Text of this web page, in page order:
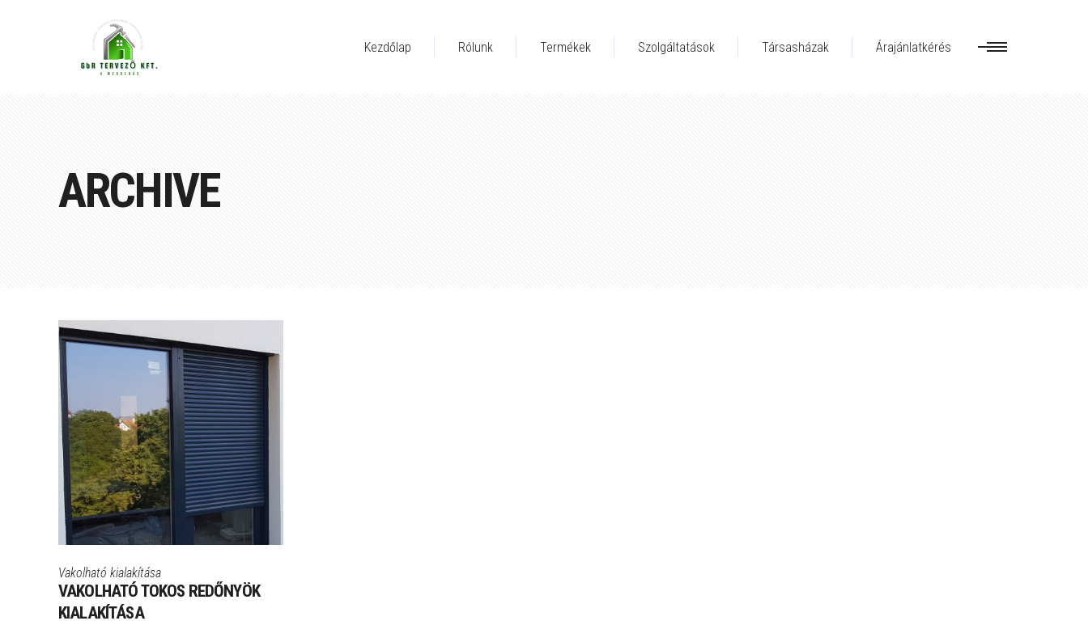
Kezdőlap Rólunk Termékek Szolgáltatások Társasházak Árajánlatkérés
ARCHIVE
Vakolható kialakítása
VAKOLHATÓ TOKOS REDŐNYÖK
KIALAKÍTÁSA